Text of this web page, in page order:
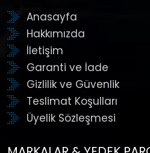
Anasayfa
Hakkımızda
İletişim
Garanti ve İade
Gizlilik ve Güvenlik
Teslimat Koşulları
Üyelik Sözleşmesi